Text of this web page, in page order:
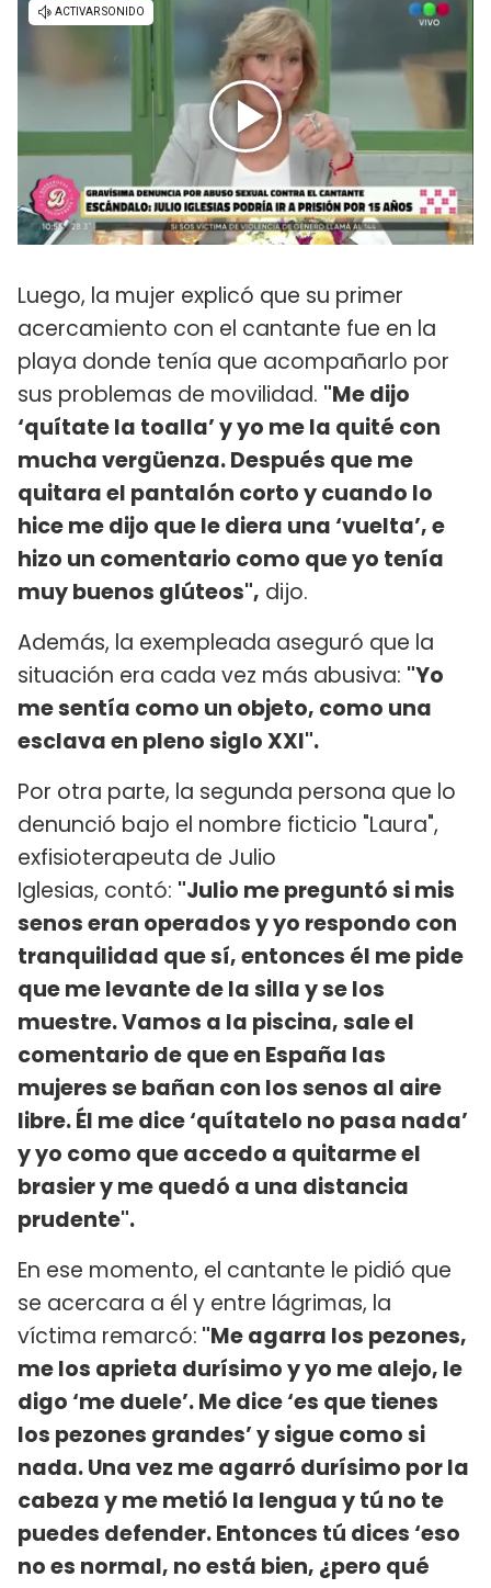
Luego, la mujer explicó que su primer
acercamiento con el cantante fue en la
playa donde tenía que acompañarlo por
sus problemas de movilidad. "Me dijo
‘quítate la toalla’ y yo me la quité con
mucha vergüenza. Después que me
quitara el pantalón corto y cuando lo
hice me dijo que le diera una ‘vuelta’, e
hizo un comentario como que yo tenía
muy buenos glúteos", dijo.
Además, la exempleada aseguró que la
situación era cada vez más abusiva: "Yo
me sentía como un objeto, como una
esclava en pleno siglo XXI".
Por otra parte, la segunda persona que lo
denunció bajo el nombre ficticio "Laura",
exfisioterapeuta de Julio
Iglesias, contó: "Julio me preguntó si mis
senos eran operados y yo respondo con
tranquilidad que sí, entonces él me pide
que me levante de la silla y se los
muestre. Vamos a la piscina, sale el
comentario de que en España las
mujeres se bañan con los senos al aire
libre. Él me dice ‘quítatelo no pasa nada’
y yo como que accedo a quitarme el
brasier y me quedó a una distancia
prudente".
En ese momento, el cantante le pidió que
se acercara a él y entre lágrimas, la
víctima remarcó: "Me agarra los pezones,
me los aprieta durísimo y yo me alejo, le
digo ‘me duele’. Me dice ‘es que tienes
los pezones grandes’ y sigue como si
nada. Una vez me agarró durísimo por la
cabeza y me metió la lengua y tú no te
puedes defender. Entonces tú dices ‘eso
no es normal, no está bien, ¿pero qué